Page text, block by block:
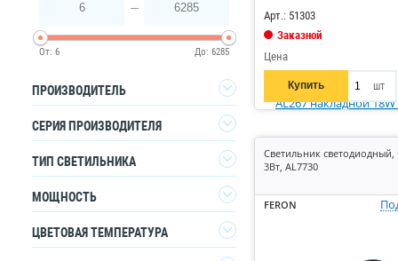
Арт.: 51303
Заказной
Цена
Купить шт
Светильник
3Вт, AL7730
FERON
6 6285
От: 6 До: 6285
ПРОИЗВОДИТЕЛЬ
Arlight
1
1
FERON
121
IEK
25
INHOME
41
СЕРИЯ ПРОИЗВОДИТЕЛЯ
Keila
3
2
EDGAR
2
Lighting
2
ТИП СВЕТИЛЬНИКА
Светильник накладной
1
света
7
МОЩНОСТЬ
0
ЦВЕТОВАЯ ТЕМПЕРАТУРА